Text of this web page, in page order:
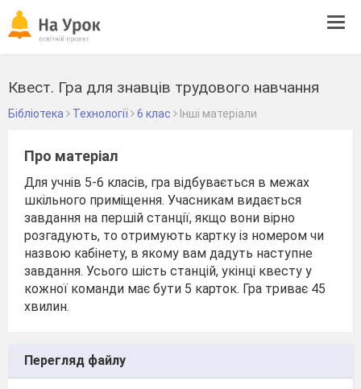
Квест. Гра для знавців трудового навчання
Бібліотека Технології 6 клас Інші матеріали
Про матеріал
Для учнів 5-6 класів, гра відбувається в межах
шкільного приміщення. Учасникам видається
завдання на першій станції, якщо вони вірно
розгадують, то отримують картку із номером чи
назвою кабінету, в якому вам дадуть наступне
завдання. Усього шість станцій, укінці квесту у
кожної команди має бути 5 карток. Гра триває 45
хвилин.
Перегляд файлу